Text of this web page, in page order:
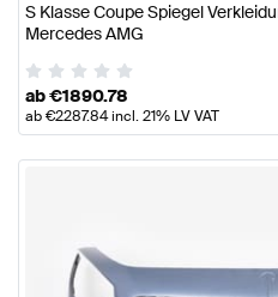
S Klasse Coupe Spiegel
Mercedes AMG
ab€1890.78
ab€2287.84incl. 21% LV VAT